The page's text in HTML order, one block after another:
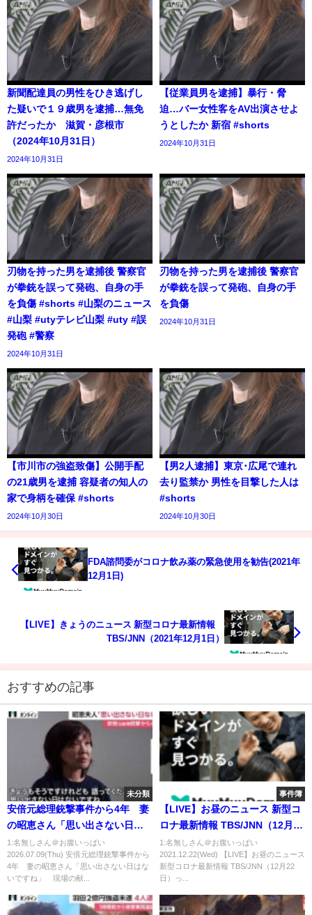
新聞配達員の男性をひき逃げし
た疑いで１９歳男を逮捕…無免
許だったか 滋賀・彦根市
（2024年10月31日）
2024年10月31日
【従業員男を逮捕】暴行・脅
迫…バー女性客をAV出演させよ
うとしたか 新宿 #shorts
2024年10月31日
刃物を持った男を逮捕後 警察官
が拳銃を誤って発砲、自身の手
を負傷 #shorts #山梨のニュース
#山梨 #utyテレビ山梨 #uty #誤
発砲 #警察
2024年10月31日
刃物を持った男を逮捕後 警察官
が拳銃を誤って発砲、自身の手
を負傷
2024年10月31日
【市川市の強盗致傷】公開手配
の21歳男を逮捕 容疑者の知人の
家で身柄を確保 #shorts
2024年10月30日
【男2人逮捕】東京･広尾で連れ
去り監禁か 男性を目撃した人は
#shorts
2024年10月30日
FDA諮問委がコロナ飲み薬の緊急使用を勧告(2021年
12月1日)
【LIVE】きょうのニュース 新型コロナ最新情報
TBS/JNN（2021年12月1日）
おすすめの記事
未分類
安倍元総理銃撃事件から4年 妻
の昭恵さん「思い出さない日は
ないですね」 現場の献花台に
手を合わせる人相次ぐ（2026年
07月08日）
1:名無しさん＠お腹いっぱい
2026.07.09(Thu) 安倍元総理銃撃事件から
4年 妻の昭恵さん「思い出さない日はな
いですね」 現場の献...
事件簿
【LIVE】お昼のニュース 新型コ
ロナ最新情報 TBS/JNN（12月22
日）
1:名無しさん＠お腹いっぱい
2021.12.22(Wed) 【LIVE】お昼のニュース
新型コロナ最新情報 TBS/JNN（12月22
日）っ...